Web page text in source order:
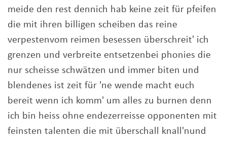
meide den rest dennich hab keine zeit für pfeifen
die mit ihren billigen scheiben das reine
verpestenvom reimen besessen überschreit' ich
grenzen und verbreite entsetzenbei phonies die
nur scheisse schwätzen und immer biten und
blendenes ist zeit für 'ne wende macht euch
bereit wenn ich komm' um alles zu burnen denn
ich bin heiss ohne endezerreisse opponenten mit
feinsten talenten die mit überschall knall'nund